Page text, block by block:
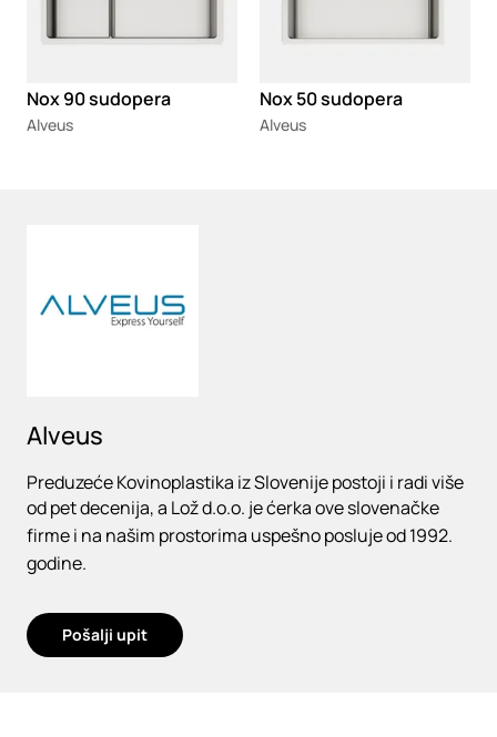
Nox 90 sudopera
Alveus
Nox 50 sudopera
Alveus
Alveus
Preduzeće Kovinoplastika iz Slovenije postoji i radi više
od pet decenija, a Lož d.o.o. je ćerka ove slovenačke
firme i na našim prostorima uspešno posluje od 1992.
godine.
Pošalji upit